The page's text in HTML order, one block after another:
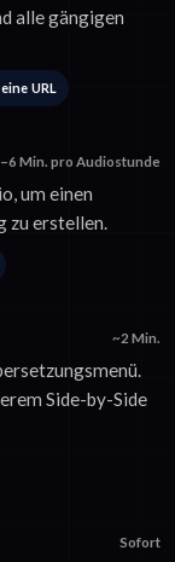
alle gängigen
URL
Min. pro Audiostunde
um einen
zu erstellen.
~2 Min.
Side-by-Side
Sofort